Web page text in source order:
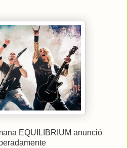
EQUILIBRIUM anunció